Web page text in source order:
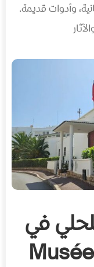
وأدوات قديمة.
في
قصبة الأوداية – Musée